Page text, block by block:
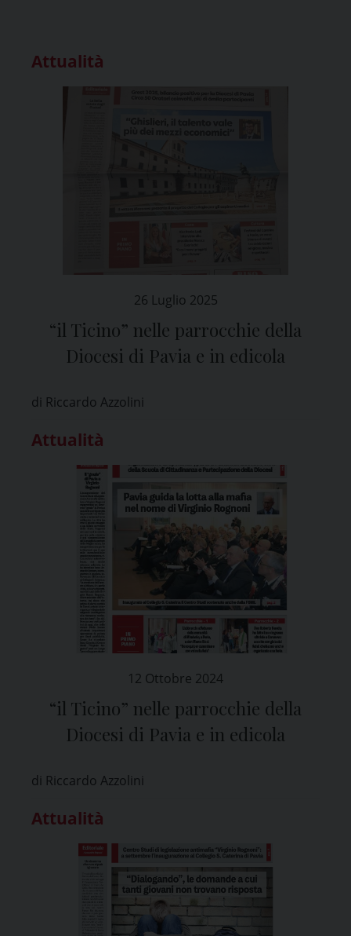
Attualità
26 Luglio 2025
“il Ticino” nelle parrocchie della
Diocesi di Pavia e in edicola
di Riccardo Azzolini
Attualità
12 Ottobre 2024
“il Ticino” nelle parrocchie della
Diocesi di Pavia e in edicola
di Riccardo Azzolini
Attualità